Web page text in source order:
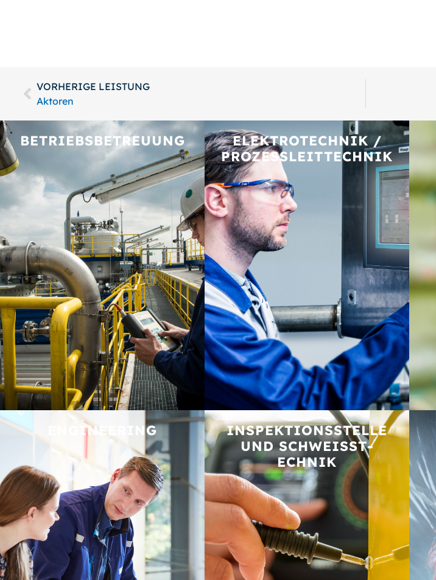
VORHERIGE LEISTUNG
Aktoren
BETRIEBS­BETREUUNG
ELEKTROTECHNIK /
PROZESSLEITTECHNIK
ENGINEERING
INSPEKTIONS­STELLE
UND SCHWEISST­E
CHNIK